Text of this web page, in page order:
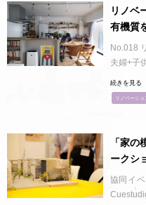
リノベ
有機質
No.018
夫婦+子
続きを見る
リノベーシ
「家の
ークシ
協同イ